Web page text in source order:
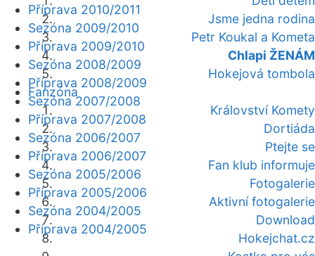
Jsme jedna rodina
Petr Koukal a Kometa
Chlapi ŽENÁM
Hokejová tombola
Fanzóna
Království Komety
Dortiáda
Ptejte se
Fan klub informuje
Fotogalerie
Aktivní fotogalerie
Download
Hokejchat.cz
Příprava 2010/2011
Sezóna 2009/2010
Příprava 2009/2010
Sezóna 2008/2009
Příprava 2008/2009
Sezóna 2007/2008
Příprava 2007/2008
Sezóna 2006/2007
Příprava 2006/2007
Sezóna 2005/2006
Příprava 2005/2006
Sezóna 2004/2005
Příprava 2004/2005